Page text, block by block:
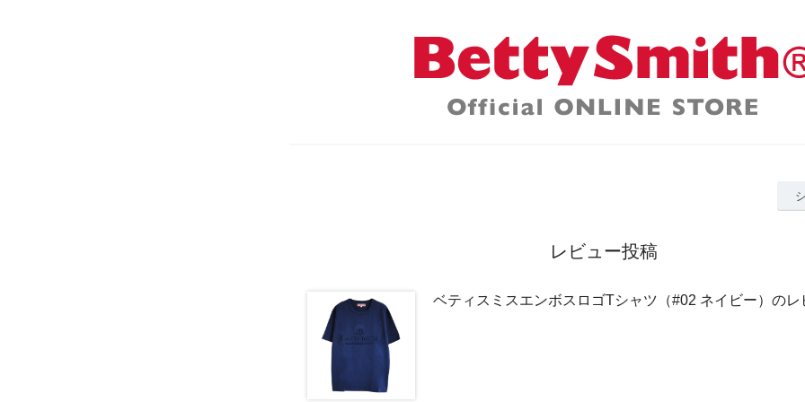
レビュー投稿
ベティスミスエンボスロゴTシャツ（#02 ネイビー）のレ